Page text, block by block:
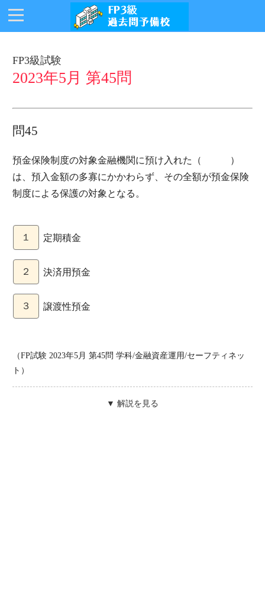
FP3級試験
2023年5月 第45問
問45
預金保険制度の対象金融機関に預け入れた（ ）
は、預入金額の多寡にかかわらず、その全額が預金保険
制度による保護の対象となる。
１ 定期積金
２ 決済用預金
３ 譲渡性預金
（FP試験 2023年5月 第45問 学科/金融資産運用/セーフティネッ
ト）
▼ 解説を見る